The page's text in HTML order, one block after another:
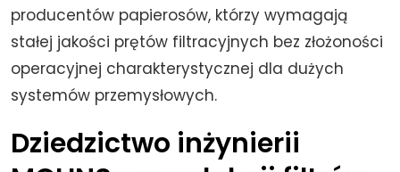
producentów papierosów, którzy wymagają
stałej jakości prętów filtracyjnych bez złożoności
operacyjnej charakterystycznej dla dużych
systemów przemysłowych.
Dziedzictwo inżynierii